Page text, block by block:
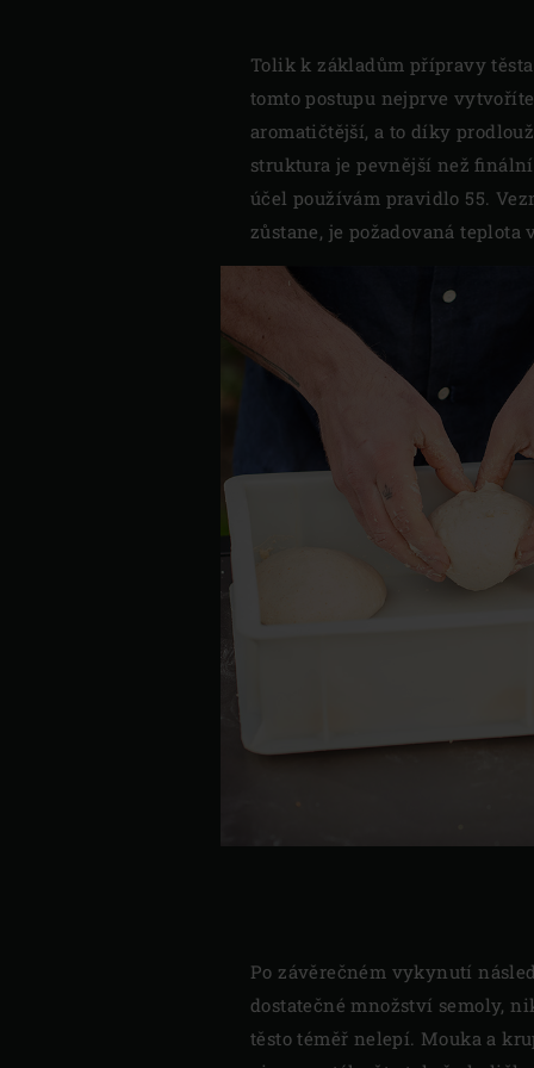
Tolik k základům přípravy
tomto postupu nejprve
aromatičtější, a to díky
struktura je pevnější než
účel používám pravidlo 55.
zůstane, je požadovaná teplota
Po závěrečném vykynutí
dostatečné množství semoly,
těsto téměř nelepí. Mouka a